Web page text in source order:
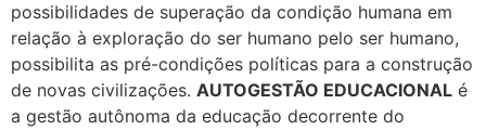
possibilidades de superação da condição humana em
relação à exploração do ser humano pelo ser humano,
possibilita as pré-condições políticas para a construção
de novas civilizações. AUTOGESTÃO EDUCACIONAL é
a gestão autônoma da educação decorrente do